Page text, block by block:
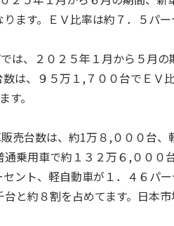
ます。ＥＶ比率は約７．５パ
は、２０２５年１月から５月の
は、９５万１,７００台でＥＶ
。
売台数は、約1万８,０００台、
乗用車で約１３２万６,０００
ント、軽自動車が１．４６パー
と約８割を占めてます。日本